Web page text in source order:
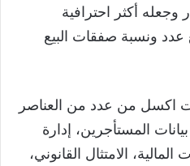
وجعله أكثر احترافية
عدد ونسبة صفقات البيع
اكسل من عدد من العناصر
المستأجرين، إدارة
المالية، الامتثال القانوني،